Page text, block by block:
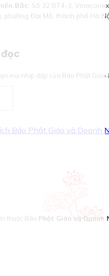
Bắc: Số 32 BT4-3,
phường Đại Mỗ, thành phố Hà
mọi nhịp đập của Báo Phật Giáo
Báo Phật Giáo và Doanh
thuộc Báo Phật Giáo và Doanh